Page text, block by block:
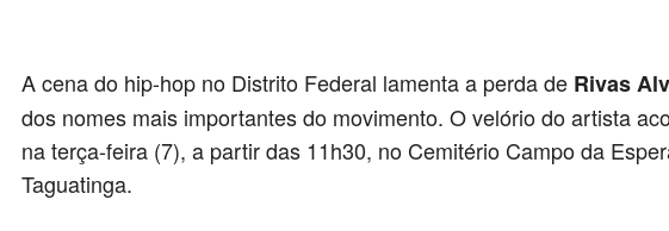
A cena do hip-hop no Distrito Federal lamenta a perda de Rivas
dos nomes mais importantes do movimento. O velório do artista
na terça-feira (7), a partir das 11h30, no Cemitério Campo da
Taguatinga.